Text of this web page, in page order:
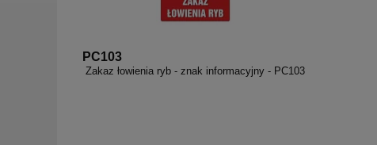
PC103
Zakaz łowienia ryb - znak informacyjny - PC103